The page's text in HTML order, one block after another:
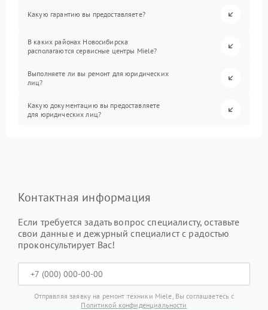
Какую гарантию вы предоставляете?
В каких районах Новосибирска
располагаются сервисные центры Miele?
Выполняете ли вы ремонт для юридических
лиц?
Какую документацию вы предоставляете
для юридических лиц?
Контактная информация
Если требуется задать вопрос специалисту, оставьте
свои данные и дежурный специалист с радостью
проконсультирует Вас!
Отправляя заявку на ремонт техники Miele, Вы соглашаетесь с
Политикой конфиденциальности